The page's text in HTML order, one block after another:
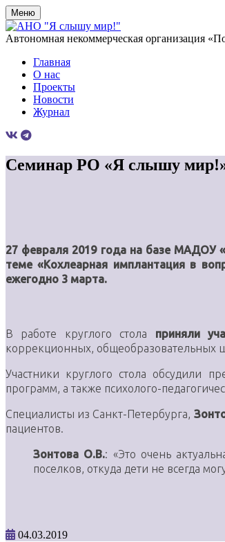
Меню
Автономная некоммерческая организация
Главная
О нас
Проекты
Новости
Журнал
Семинар РО «Я слышу мир!»
27 февраля 2019 года на базе МАДОУ
теме «Кохлеарная имплантация в
ежегодно 3 марта.
В работе круглого стола приняли
коррекционных, общеобразовательных
Участники круглого стола обсудили
программ, а также психолого-
Специалисты из Санкт-Петербурга,
пациентов.
Зонтова О.В.: «Это очень
поселков, откуда дети не всегда
04.03.2019